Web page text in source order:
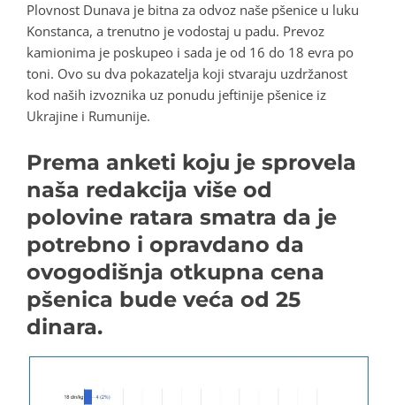
Plovnost Dunava je bitna za odvoz naše pšenice u luku
Konstanca, a trenutno je vodostaj u padu. Prevoz
kamionima je poskupeo i sada je od 16 do 18 evra po
toni. Ovo su dva pokazatelja koji stvaraju uzdržanost
kod naših izvoznika uz ponudu jeftinije pšenice iz
Ukrajine i Rumunije.
Prema anketi koju je sprovela
naša redakcija više od
polovine ratara smatra da je
potrebno i opravdano da
ovogodišnja otkupna cena
pšenica bude veća od 25
dinara.